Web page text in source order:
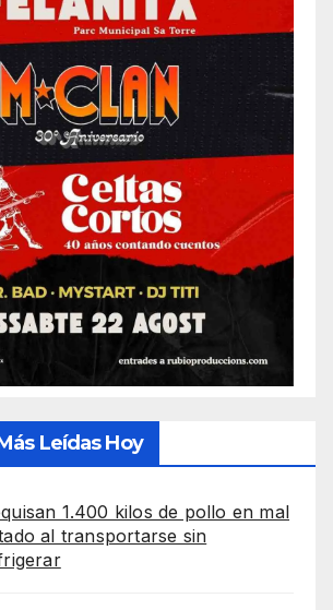
Leídas Hoy
1.400 kilos de pollo en mal
al transportarse sin